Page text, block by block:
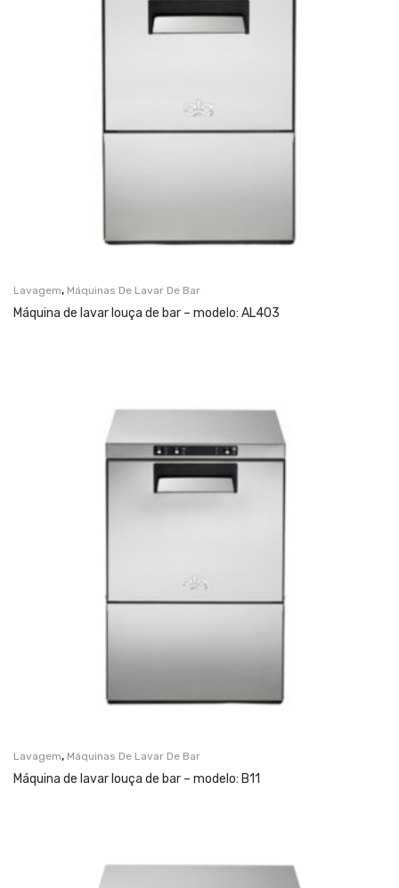
Lavagem, Máquinas De Lavar De Bar
Máquina de lavar louça de bar – modelo: AL403
Lavagem, Máquinas De Lavar De Bar
Máquina de lavar louça de bar – modelo: B11